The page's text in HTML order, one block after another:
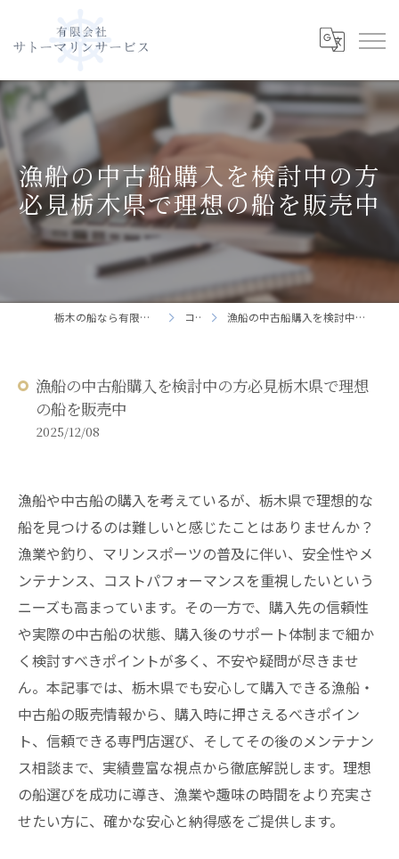
漁船の中古船購入を検討中の方
必見栃木県で理想の船を販売中
栃木の船なら有限会社サトーマリンサービス コラム 漁船の中古船購入を検討中の方必見栃木県で理想の船を販売中
漁船の中古船購入を検討中の方必見栃木県で理想
の船を販売中
2025/12/08
漁船や中古船の購入を考えているが、栃木県で理想的な
船を見つけるのは難しいと感じたことはありませんか？
漁業や釣り、マリンスポーツの普及に伴い、安全性やメ
ンテナンス、コストパフォーマンスを重視したいという
ニーズも高まっています。その一方で、購入先の信頼性
や実際の中古船の状態、購入後のサポート体制まで細か
く検討すべきポイントが多く、不安や疑問が尽きませ
ん。本記事では、栃木県でも安心して購入できる漁船・
中古船の販売情報から、購入時に押さえるべきポイン
ト、信頼できる専門店選び、そしてその後のメンテナン
ス相談まで、実績豊富な視点から徹底解説します。理想
の船選びを成功に導き、漁業や趣味の時間をより充実さ
せたい方に、確かな安心と納得感をご提供します。